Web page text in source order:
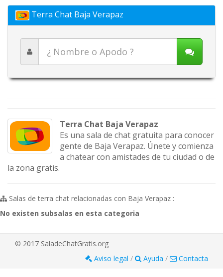
Terra Chat Baja Verapaz
Terra Chat Baja Verapaz
Es una sala de chat gratuita para conocer
gente de Baja Verapaz. Únete y comienza
a chatear con amistades de tu ciudad o de
la zona gratis.
Salas de terra chat relacionadas con Baja Verapaz :
No existen subsalas en esta categoria
© 2017 SaladeChatGratis.org
Aviso legal / Ayuda / Contacta